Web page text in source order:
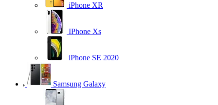
iPhone XR
IPhone Xs
iPhone SE 2020
Samsung Galaxy